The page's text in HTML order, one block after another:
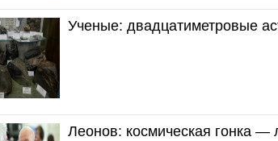
Ученые: двадцатиметровые
Леонов: космическая гонка —